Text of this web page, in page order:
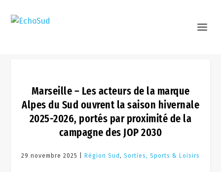
Marseille – Les acteurs de la marque
Alpes du Sud ouvrent la saison hivernale
2025-2026, portés par proximité de la
campagne des JOP 2030
29 novembre 2025 | Région Sud , Sorties, Sports & Loisirs